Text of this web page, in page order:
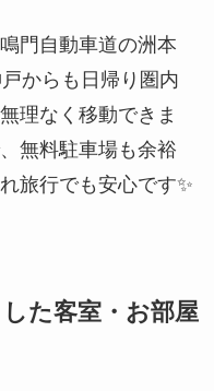
門自動車道の洲本
からも日帰り圏内
理なく移動できま
無料駐車場も余裕
旅行でも安心です✨
た客室・お部屋